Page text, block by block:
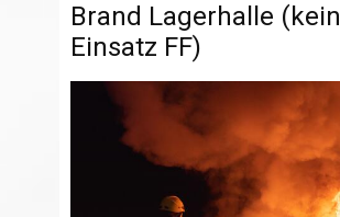
Brand Lagerhalle (kein
Einsatz FF)